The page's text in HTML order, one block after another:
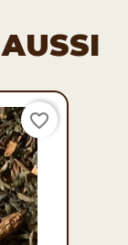
favorite_border